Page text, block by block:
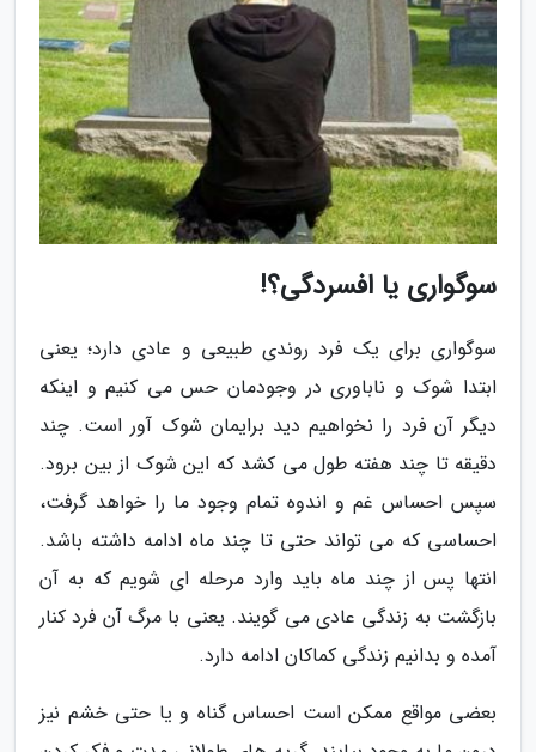
سوگواری یا افسردگی؟!
سوگواری برای یک فرد روندی طبیعی و عادی دارد؛ یعنی
ابتدا شوک و ناباوری در وجودمان حس می کنیم و اینکه
دیگر آن فرد را نخواهیم دید برایمان شوک آور است. چند
دقیقه تا چند هفته طول می کشد که این شوک از بین برود.
سپس احساس غم و اندوه تمام وجود ما را خواهد گرفت،
احساسی که می تواند حتی تا چند ماه ادامه داشته باشد.
انتها پس از چند ماه باید وارد مرحله ای شویم که به آن
بازگشت به زندگی عادی می گویند. یعنی با مرگ آن فرد کنار
آمده و بدانیم زندگی کماکان ادامه دارد.
بعضی مواقع ممکن است احساس گناه و یا حتی خشم نیز